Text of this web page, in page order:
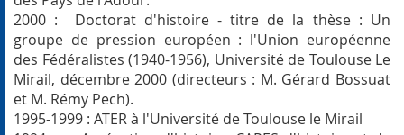
2000 : Doctorat d'histoire - titre de la thèse : Un
groupe de pression européen : l'Union européenne
des Fédéralistes (1940-1956), Université de Toulouse Le
Mirail, décembre 2000 (directeurs : M. Gérard Bossuat
et M. Rémy Pech).
1995-1999 : ATER à l'Université de Toulouse le Mirail